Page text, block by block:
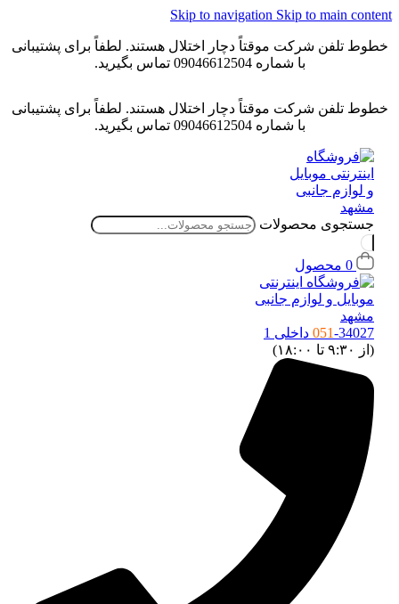
Skip to navigationSkip to main
خطوط تلفن شرکت موقتاً دچار اختلال هستند. لطفاً برای پشتیبانی
با شماره 09046612504 تماس بگیرید.
خطوط تلفن شرکت موقتاً دچار اختلال هستند. لطفاً برای پشتیبانی
با شماره 09046612504 تماس بگیرید.
جستجوی محصولات
0 محصول
051-34027 داخلی 1
(از ۹:۳۰ تا ۱۸:۰۰)